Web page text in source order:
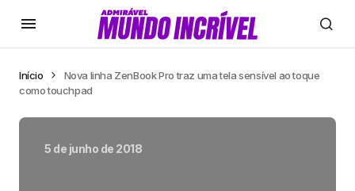
Início
Nova linha ZenBook Pro traz uma tela sensível ao toque
como touchpad
5 de junho de 2018